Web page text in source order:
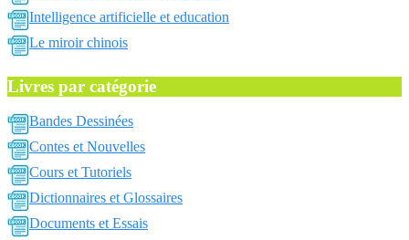
Intelligence artificielle et education
Le miroir chinois
Livres par catégorie
Bandes Dessinées
Contes et Nouvelles
Cours et Tutoriels
Dictionnaires et Glossaires
Documents et Essais